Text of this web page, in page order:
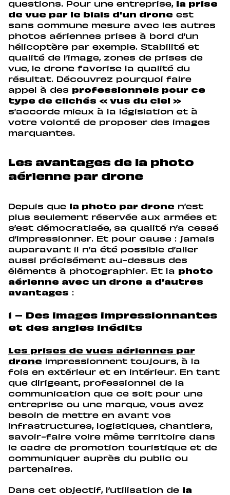
questions. Pour une entreprise,
la prise
de vue par le biais d’un drone est
sans commune mesure avec les autres
photos aériennes prises à bord d’un
hélicoptère par exemple. Stabilité et
qualité de l’image, zones de prises de
vue, le drone favorise la qualité du
résultat. Découvrez pourquoi faire
appel à des
professionnels pour ce
type de clichés « vus du ciel »
s’accorde mieux à la législation et à
votre volonté de proposer des images
marquantes.
Les avantages de la photo
aérienne par drone
Depuis que la photo par drone n’est
plus seulement réservée aux armées et
s’est démocratisée, sa qualité n’a cessé
d’impressionner. Et pour cause : jamais
auparavant il n’a été possible d’aller
aussi précisément au-dessus des
éléments à photographier. Et la
photo
aérienne avec un drone a d’autres
avantages :
1 – Des images impressionnantes
et des angles inédits
Les prises de vues aériennes par
drone impressionnent toujours, à la
fois en extérieur et en intérieur. En tant
que dirigeant, professionnel de la
communication que ce soit pour une
entreprise ou une marque, vous avez
besoin de mettre en avant vos
infrastructures, logistiques, chantiers,
savoir-faire voire même territoire dans
le cadre de promotion touristique et de
communiquer auprès du public ou
partenaires.
Dans cet objectif, l’utilisation de
la